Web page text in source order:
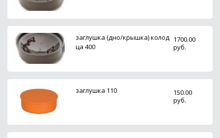
заглушка (дно/крышка) колод
ца 400
1700.00
руб.
заглушка 110
150.00
руб.